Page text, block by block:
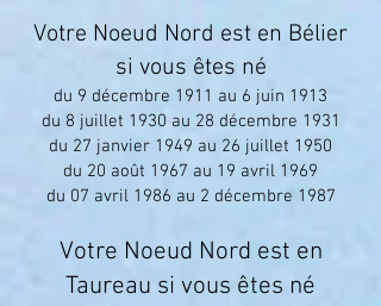
Votre Noeud Nord est en Bélier
si vous êtes né
du 9 décembre 1911 au 6 juin 1913
du 8 juillet 1930 au 28 décembre 1931
du 27 janvier 1949 au 26 juillet 1950
du 20 août 1967 au 19 avril 1969
du 07 avril 1986 au 2 décembre 1987
Votre Noeud Nord est en
Taureau si vous êtes né